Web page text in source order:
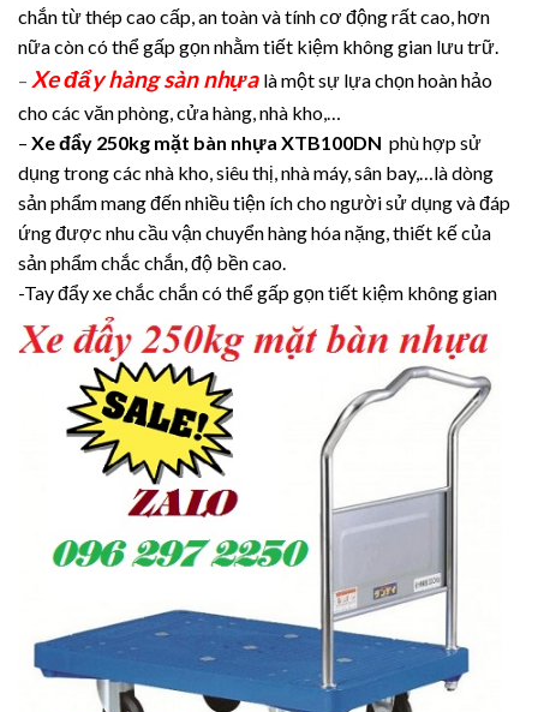
chắn từ thép cao cấp, an toàn và tính cơ động rất cao, hơn
nữa còn có thể gấp gọn nhằm tiết kiệm không gian lưu trữ.
– Xe đẩy hàng sàn nhựa là một sự lựa chọn hoàn hảo
cho các văn phòng, cửa hàng, nhà kho,…
– Xe đẩy 250kg mặt bàn nhựa XTB100DN phù hợp sử
dụng trong các nhà kho, siêu thị, nhà máy, sân bay,…là dòng
sản phẩm mang đến nhiều tiện ích cho người sử dụng và đáp
ứng được nhu cầu vận chuyển hàng hóa nặng, thiết kế của
sản phẩm chắc chắn, độ bền cao.
-Tay đẩy xe chắc chắn có thể gấp gọn tiết kiệm không gian